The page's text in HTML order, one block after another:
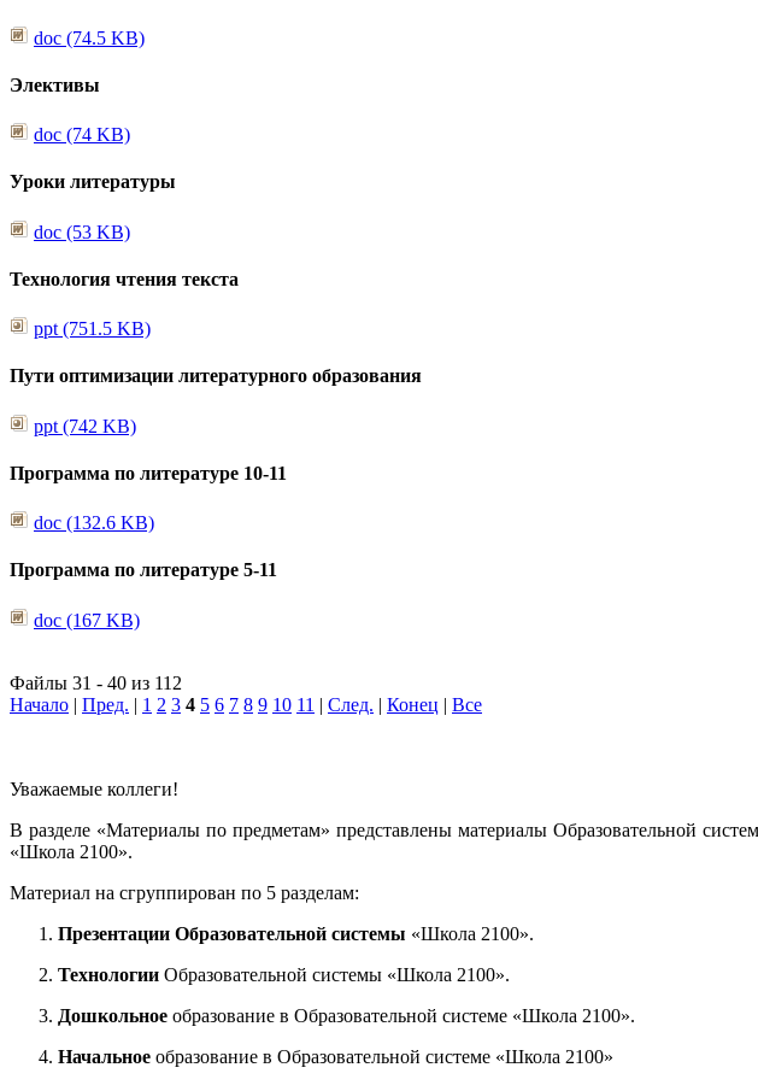
doc (74.5 KB)
Элективы
doc (74 KB)
Уроки литературы
doc (53 KB)
Технология чтения текста
ppt (751.5 KB)
Пути оптимизации литературного образования
ppt (742 KB)
Программа по литературе 10-11
doc (132.6 KB)
Программа по литературе 5-11
doc (167 KB)
Файлы 31 - 40 из 112
Начало | Пред. | 1 2 3 4 5 6 7 8 9 10 11 | След. | Конец | Все
Уважаемые коллеги!
В разделе «Материалы по предметам» представлены материалы Образовательной
«Школа 2100».
Материал на сгруппирован по 5 разделам:
Презентации Образовательной системы «Школа 2100».
Технологии Образовательной системы «Школа 2100».
Дошкольное образование в Образовательной системе «Школа 2100».
Начальное образование в Образовательной системе «Школа 2100»